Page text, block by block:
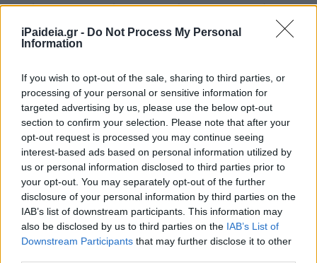
iPaideia.gr - Do Not Process My Personal
Information
If you wish to opt-out of the sale, sharing to third parties, or
processing of your personal or sensitive information for
targeted advertising by us, please use the below opt-out
section to confirm your selection. Please note that after your
opt-out request is processed you may continue seeing
interest-based ads based on personal information utilized by
us or personal information disclosed to third parties prior to
your opt-out. You may separately opt-out of the further
disclosure of your personal information by third parties on the
IAB’s list of downstream participants. This information may
also be disclosed by us to third parties on the IAB’s List of
Downstream Participants that may further disclose it to other
Με όλο τον σεβασμό, δεν μπορούμε να μην εκφράσουμε
για το μέλλον. Ο κλάδος μας ζητά ουσιαστικές λύσεις και
οδηγούν σε αδιέξοδο.